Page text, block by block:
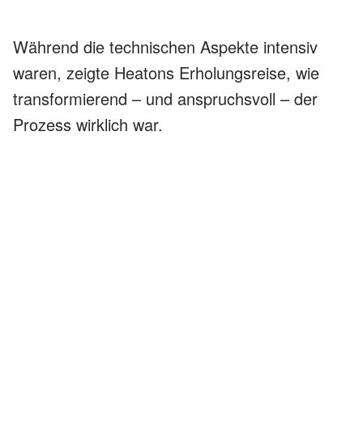
Während die technischen Aspekte intensiv
waren, zeigte Heatons Erholungsreise, wie
transformierend – und anspruchsvoll – der
Prozess wirklich war.